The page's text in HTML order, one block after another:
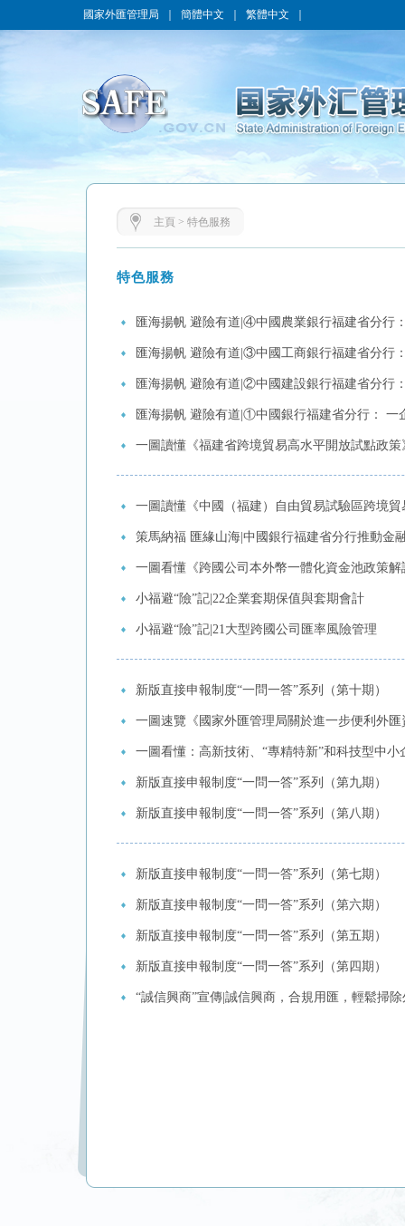
國家外匯管理局 簡體中文 繁體中文
主頁 > 特色服務
特色服務
匯海揚帆 避險有道|④中國農業銀行福建省分行
匯海揚帆 避險有道|③中國工商銀行福建省分行
匯海揚帆 避險有道|②中國建設銀行福建省分行
匯海揚帆 避險有道|①中國銀行福建省分行：
一圖讀懂《福建省跨境貿易高水平開放試點政策
一圖讀懂《中國（福建）自由貿易試驗區跨境
策馬納福 匯緣山海|中國銀行福建省分行推動金
一圖看懂《跨國公司本外幣一體化資金池政策解
小福避“險”記|22企業套期保值與套期會計
小福避“險”記|21大型跨國公司匯率風險管理
新版直接申報制度“一問一答”系列（第十期）
一圖速覽《國家外匯管理局關於進一步便利外
一圖看懂：高新技術、“專精特新”和科技型中
新版直接申報制度“一問一答”系列（第九期）
新版直接申報制度“一問一答”系列（第八期）
新版直接申報制度“一問一答”系列（第七期）
新版直接申報制度“一問一答”系列（第六期）
新版直接申報制度“一問一答”系列（第五期）
新版直接申報制度“一問一答”系列（第四期）
“誠信興商”宣傳|誠信興商，合規用匯，輕鬆掃